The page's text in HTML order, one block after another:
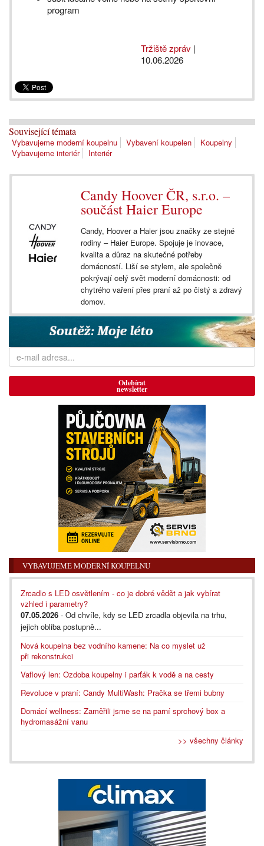
program
Tržiště zpráv |
10.06.2026
Související témata
Vybavujeme moderní koupelnu Vybavení koupelen
Koupelny
Vybavujeme interiér
Interiér
Candy Hoover ČR, s.r.o. –
součást Haier Europe
Candy, Hoover a Haier jsou značky ze stejné
rodiny – Haier Europe. Spojuje je inovace,
kvalita a důraz na skutečné potřeby
domácností. Liší se stylem, ale společně
pokrývají celý svět moderní domácnosti: od
chytrého vaření přes praní až po čistý a zdravý
domov.
Odebírat
newsletter
VYBAVUJEME MODERNÍ KOUPELNU
Zrcadlo s LED osvětlením - co je dobré vědět a jak vybírat
vzhled i parametry?
07.05.2026 - Od chvíle, kdy se LED zrcadla objevila na trhu,
jejich obliba postupně...
Nová koupelna bez vodního kamene: Na co myslet už
při rekonstrukci
Vaflový len: Ozdoba koupelny i parťák k vodě a na cesty
Revoluce v praní: Candy MultiWash: Pračka se třemi bubny
Domácí wellness: Zaměřili jsme se na parní sprchový box a
hydromasážní vanu
>> všechny články